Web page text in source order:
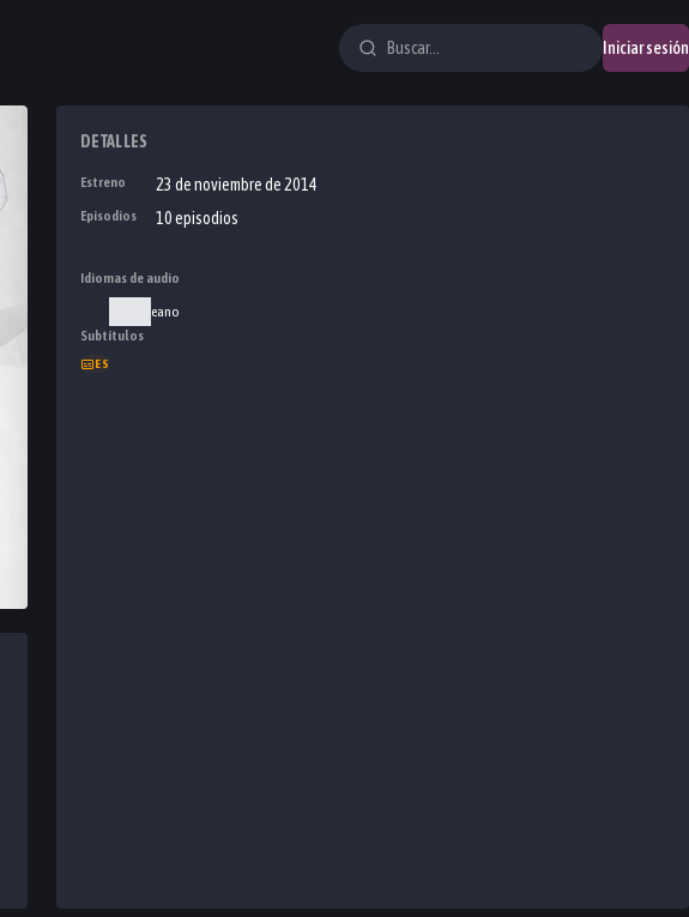
Iniciar sesión
DETALLES
Estreno 23 de noviembre de 2014
Episodios 10 episodios
Idiomas de audio
Coreano
Subtítulos
ES